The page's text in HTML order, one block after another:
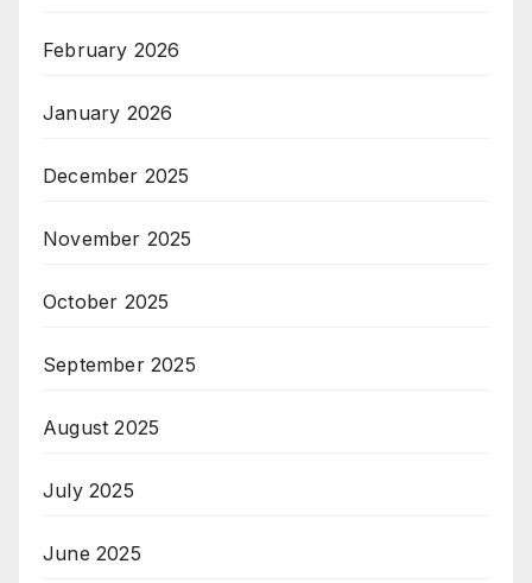
February 2026
January 2026
December 2025
November 2025
October 2025
September 2025
August 2025
July 2025
June 2025